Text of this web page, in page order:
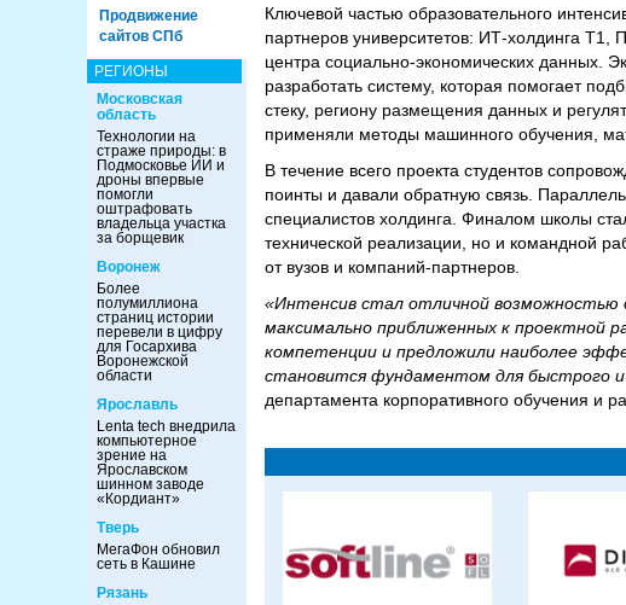
Продвижение
сайтов СПб
РЕГИОНЫ
Московская
область
Технологии на
страже природы: в
Подмосковье ИИ и
дроны впервые
помогли
оштрафовать
владельца участка
за борщевик
Воронеж
Более
полумиллиона
страниц истории
перевели в цифру
для Госархива
Воронежской
области
Ярославль
Lenta tech внедрила
компьютерное
зрение на
Ярославском
шинном заводе
«Кордиант»
Тверь
МегаФон обновил
сеть в Кашине
Рязань
Ключевой частью образовательного
партнеров университетов: ИТ-холдинга
центра социально-экономических данных.
разработать систему, которая помогает
стеку, региону размещения данных и
применяли методы машинного обучения,
В течение всего проекта студентов
поинты и давали обратную связь.
специалистов холдинга. Финалом школы
технической реализации, но и командной
от вузов и компаний-партнеров.
«Интенсив стал отличной возможностью
максимально приближенных к проектной
компетенции и предложили наиболее
становится фундаментом для быстрого
департамента корпоративного обучения и